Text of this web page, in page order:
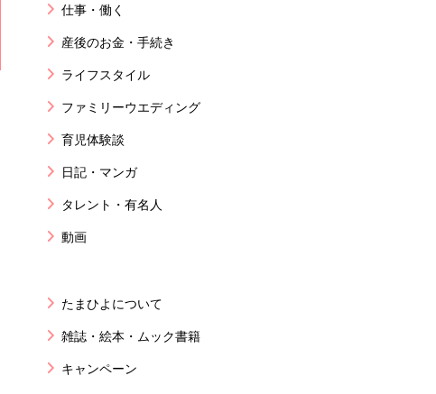
仕事・働く
産後のお金・手続き
ライフスタイル
ファミリーウエディング
育児体験談
日記・マンガ
タレント・有名人
動画
たまひよについて
雑誌・絵本・ムック書籍
キャンペーン